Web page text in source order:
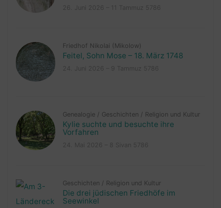
Friedhof Nikolai (Mikolow)
Feitel, Sohn Mose – 18. März 1748
Genealogie / Geschichten / Religion und Kultur
Kylie suchte und besuchte ihre
Vorfahren
Geschichten / Religion und Kultur
Die drei jüdischen Friedhöfe im
Seewinkel